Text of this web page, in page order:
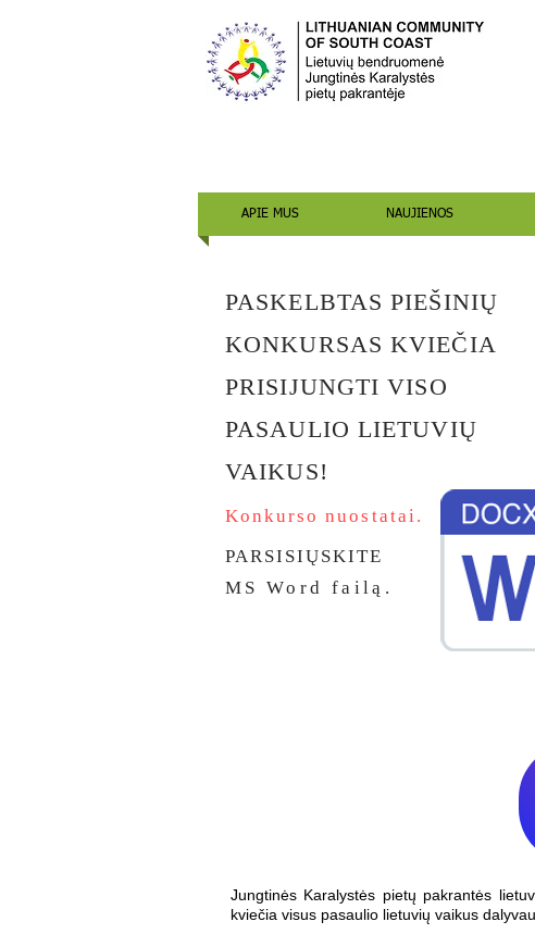
APIE MUS NAUJIENOS
PASKELBTAS PIEŠINIŲ
KONKURSAS KVIEČIA
PRISIJUNGTI VISO
PASAULIO LIETUVIŲ
VAIKUS!
Konkurso nuostatai.
PARSISIŲSKITE
MS Word failą.
Jungtinės Karalystės pietų pakrantės
kviečia visus pasaulio lietuvių vaikus